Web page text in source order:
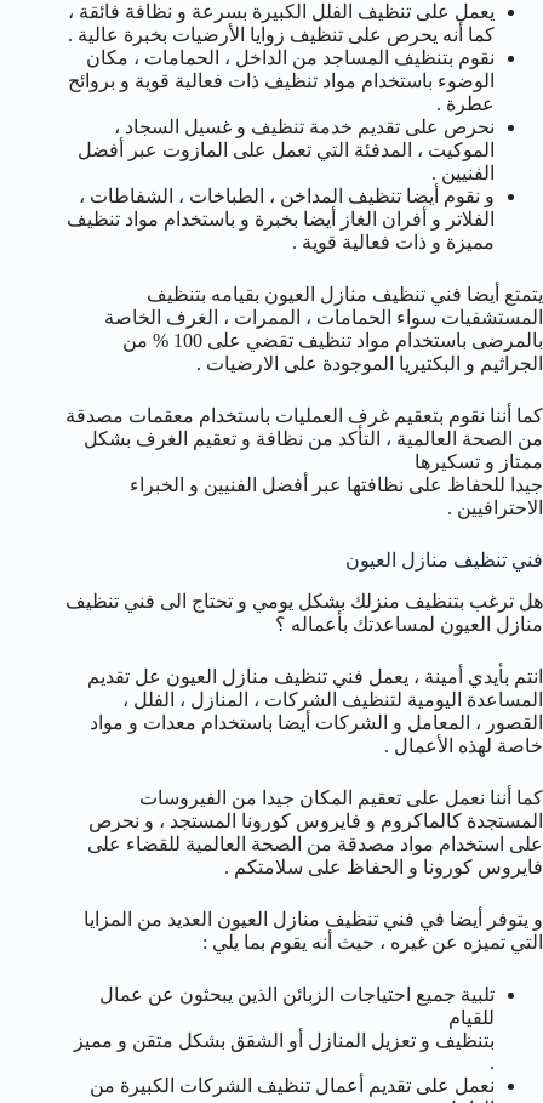
يعمل على تنظيف الفلل الكبيرة بسرعة و نظافة فائقة ،
كما أنه يحرص على تنظيف زوايا الأرضيات بخبرة عالية .
نقوم بتنظيف المساجد من الداخل ، الحمامات ، مكان
الوضوء باستخدام مواد تنظيف ذات فعالية قوية و بروائح
عطرة .
نحرص على تقديم خدمة تنظيف و غسيل السجاد ،
الموكيت ، المدفئة التي تعمل على المازوت عبر أفضل
الفنيين .
و نقوم أيضا تنظيف المداخن ، الطباخات ، الشفاطات ،
الفلاتر و أفران الغاز أيضا بخبرة و باستخدام مواد تنظيف
مميزة و ذات فعالية قوية .
يتمتع أيضا فني تنظيف منازل العيون بقيامه بتنظيف
المستشفيات سواء الحمامات ، الممرات ، الغرف الخاصة
بالمرضى باستخدام مواد تنظيف تقضي على 100 % من
الجراثيم و البكتيريا الموجودة على الارضيات .
كما أننا نقوم بتعقيم غرف العمليات باستخدام معقمات مصدقة
من الصحة العالمية ، التأكد من نظافة و تعقيم الغرف بشكل
ممتاز و تسكيرها
جيدا للحفاظ على نظافتها عبر أفضل الفنيين و الخبراء
الاحترافيين .
فني تنظيف منازل العيون
هل ترغب بتنظيف منزلك بشكل يومي و تحتاج الى فني تنظيف
منازل العيون لمساعدتك بأعماله ؟
انتم بأيدي أمينة ، يعمل فني تنظيف منازل العيون عل تقديم
المساعدة اليومية لتنظيف الشركات ، المنازل ، الفلل ،
القصور ، المعامل و الشركات أيضا باستخدام معدات و مواد
خاصة لهذه الأعمال .
كما أننا نعمل على تعقيم المكان جيدا من الفيروسات
المستجدة كالماكروم و فايروس كورونا المستجد ، و نحرص
على استخدام مواد مصدقة من الصحة العالمية للقضاء على
فايروس كورونا و الحفاظ على سلامتكم .
و يتوفر أيضا في فني تنظيف منازل العيون العديد من المزايا
التي تميزه عن غيره ، حيث أنه يقوم بما يلي :
تلبية جميع احتياجات الزبائن الذين يبحثون عن عمال
للقيام
بتنظيف و تعزيل المنازل أو الشقق بشكل متقن و مميز
.
نعمل على تقديم أعمال تنظيف الشركات الكبيرة من